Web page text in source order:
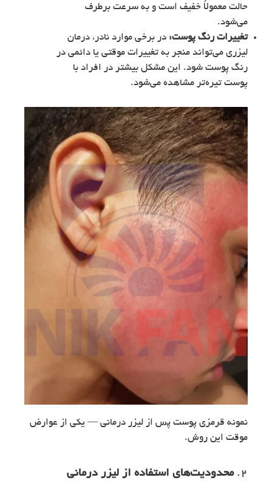
حالت معمولاً خفیف است و به سرعت برطرف
می‌شود.
تغییرات رنگ پوست: در برخی موارد نادر، درمان
لیزری می‌تواند منجر به تغییرات موقتی یا دائمی در
رنگ پوست شود. این مشکل بیشتر در افراد با
پوست تیره‌تر مشاهده می‌شود.
نمونه قرمزی پوست پس از لیزر درمانی — یکی از عوارض
موقت این روش.
2. محدودیت‌های استفاده از لیزر درمانی